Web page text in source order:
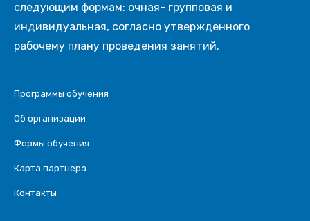
следующим формам: очная- групповая и
индивидуальная, согласно утвержденного
рабочему плану проведения занятий.
Программы обучения
Об организации
Формы обучения
Карта партнера
Контакты